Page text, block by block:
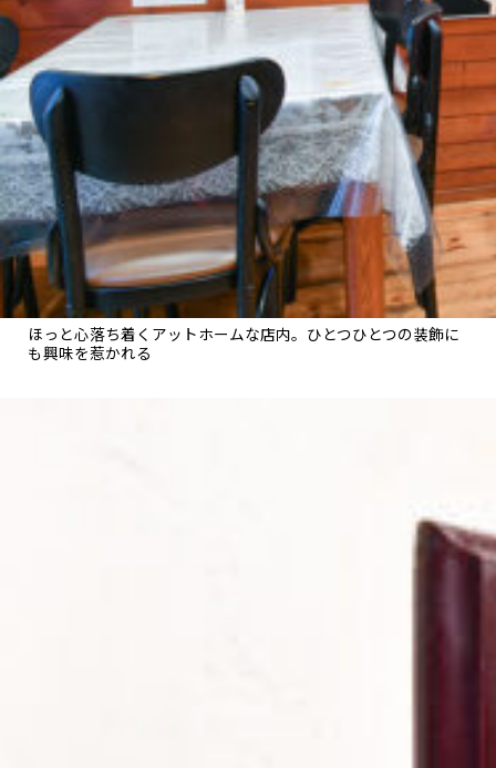
ほっと心落ち着くアットホームな店内。ひとつひとつの装飾に
も興味を惹かれる